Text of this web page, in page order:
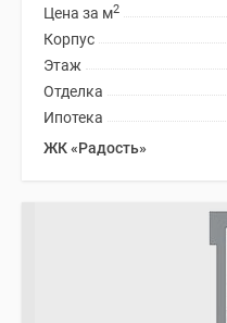
Цена за м2
Корпус
Этаж
Отделка
Ипотека
ЖК «Радость»